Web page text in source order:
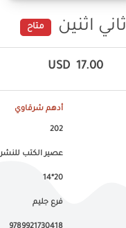
ثاني اثنين متاح
17.00
USD
أدهم شرقاوي
202
عصير الكتب للنشر
20*14
فرع جليم
9789921730418